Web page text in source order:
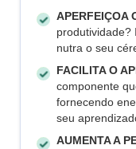
APERFEIÇOA
produtividade?
nutra o seu
FACILITA O
componente
fornecendo
seu
AUMENTA A